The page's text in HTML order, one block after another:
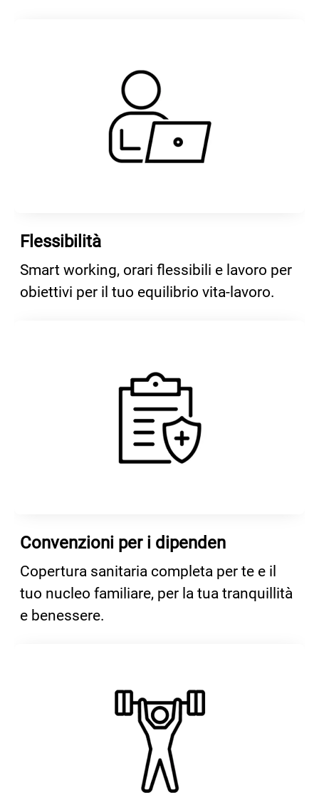
Flessibilità
Smart working, orari flessibili e lavoro per
obiettivi per il tuo equilibrio vita-lavoro.
Convenzioni per i dipenden
Copertura sanitaria completa per te e il
tuo nucleo familiare, per la tua tranquillità
e benessere.